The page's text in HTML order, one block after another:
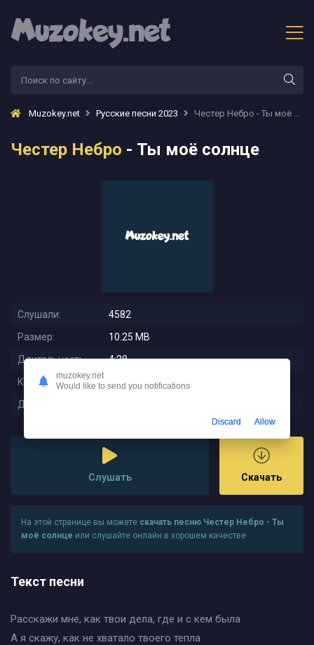
Muzokey.net Русские песни 2023 Честер Небро - Ты моё солнце
Честер Небро - Ты моё солнце
Слушали:
4582
Размер:
10.25 MB
Длительность:
4:28
Качество:
320 kbps
Дата релиза:
Слушать Скачать
На этой странице вы можете скачать песню Честер Небро - Ты
моё солнце или слушайте онлайн в хорошем качестве
Текст песни
Расскажи мне, как твои дела, где и с кем была
А я скажу, как не хватало твоего тепла
muzokey.net
Would like to send you notifications
Discard Allow